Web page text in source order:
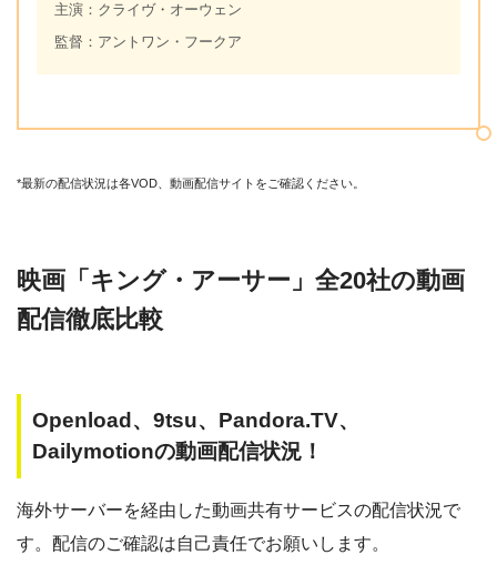
主演：クライヴ・オーウェン
監督：アントワン・フークア
*最新の配信状況は各VOD、動画配信サイトをご確認ください。
映画「キング・アーサー」全20社の動画
配信徹底比較
Openload、9tsu、Pandora.TV、
Dailymotionの動画配信状況！
海外サーバーを経由した動画共有サービスの配信状況で
す。配信のご確認は自己責任でお願いします。